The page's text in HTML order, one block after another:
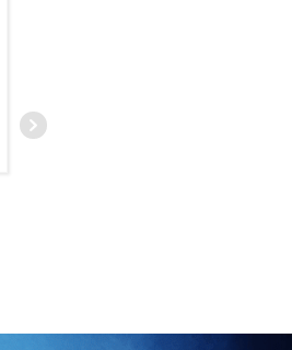
10 DE SEPTIEMBRE DE 2023